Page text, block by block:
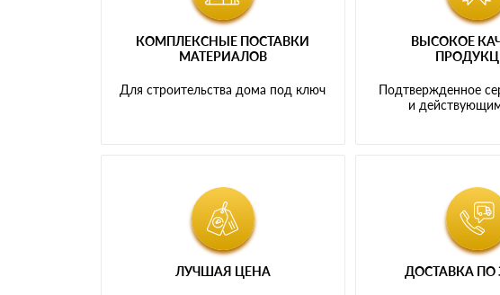
КОМПЛЕКСНЫЕ ПОСТАВКИ
МАТЕРИАЛОВ
Для строительства дома под ключ
ВЫСОКОЕ
Подтвержденное
и
ЛУЧШАЯ ЦЕНА ДОСТАВКА ПО